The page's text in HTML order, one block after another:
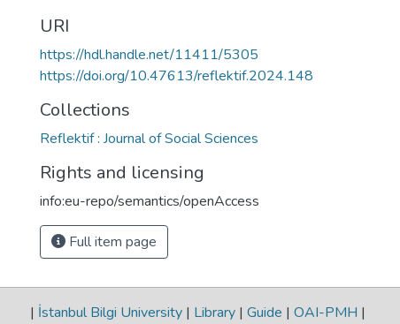
URI
https://hdl.handle.net/11411/5305
https://doi.org/10.47613/reflektif.2024.148
Collections
Reflektif : Journal of Social Sciences
Rights and licensing
info:eu-repo/semantics/openAccess
Full item page
| İstanbul Bilgi University | Library | Guide | OAI-PMH |